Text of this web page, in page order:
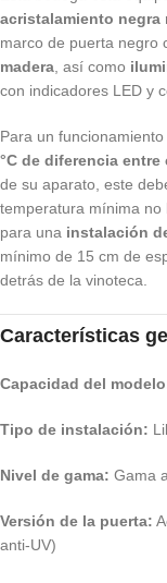
acristalamiento
marco de puerta negro
madera , así como
con indicadores LED y
Para un
°C de diferencia entre
de su aparato, este
temperatura mínima no
para una instalación
mínimo de 15 cm de
detrás de la vinoteca.
Características
Capacidad del
Tipo de instalación:
Nivel de gama: Gama
Versión de la puerta:
anti-UV)